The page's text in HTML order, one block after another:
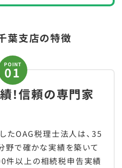
葉支店の特徴
POINT
！信頼の専門家
たOAG税理士法人は、35
野で確かな実績を築いて
件以上の相続税申告実績